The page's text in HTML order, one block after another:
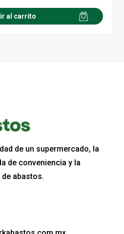
al carrito
de un supermercado, la
de conveniencia y la
abastos.